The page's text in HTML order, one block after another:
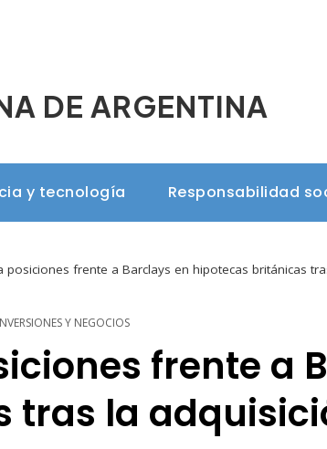
DE ARGENTINA
y tecnología Responsabilidad
posiciones frente a Barclays en hipotecas británicas
Y NEGOCIOS
frente a
la